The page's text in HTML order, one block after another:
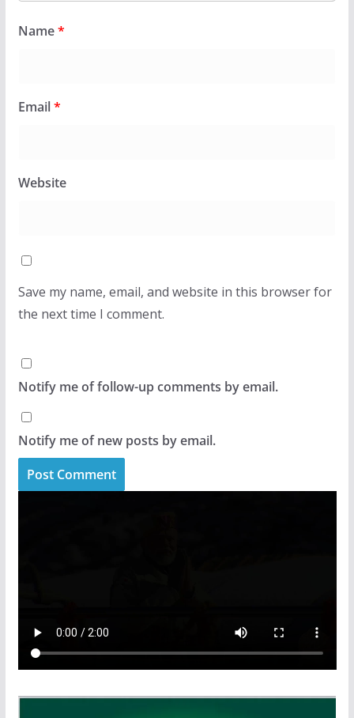
Name*
Email*
Website
Save my name, email, and website in this browser for
the next time I comment.
Notify me of follow-up comments by email.
Notify me of new posts by email.